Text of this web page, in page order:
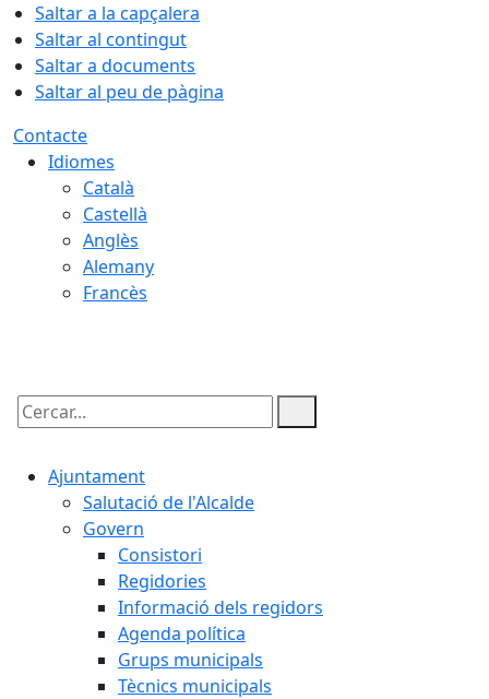
Saltar a la capçalera
Saltar al contingut
Saltar a documents
Saltar al peu de pàgina
Contacte
Idiomes
Català
Castellà
Anglès
Alemany
Francès
Cercar:
Ajuntament
Salutació de l'Alcalde
Govern
Consistori
Regidories
Informació dels regidors
Agenda política
Grups municipals
Tècnics municipals